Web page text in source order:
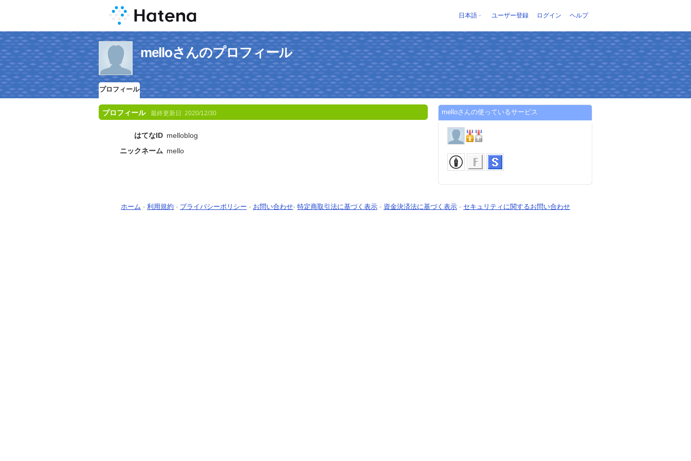
日本語 ユーザー登録 ログイン ヘルプ
melloさんのプロフィール
プロフィール
プロフィール 最終更新日: 2020/12/30
はてなID melloblog
ニックネーム mello
melloさんの使っているサービス
ホーム - 利用規約 - プライバシーポリシー - お問い合わせ- 特定商取引法に基づく表示 - 資金決済法に基づく表示 - セキュリティに関するお問い合わせ